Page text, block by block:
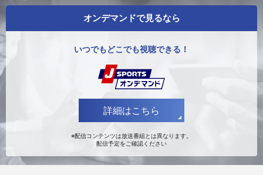
上條 レイモンド
オンデマンドで見るなら
いつでもどこでも視聴できる！
詳細はこちら
※配信コンテンツは放送番組とは異なります。
配信予定をご確認ください